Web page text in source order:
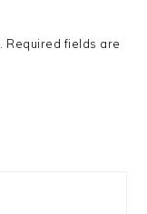
Required fields are